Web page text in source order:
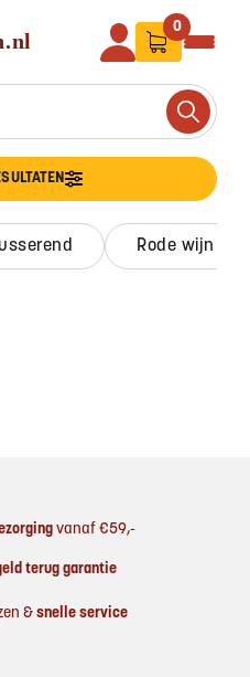
Search
0
rode wijn
vanaf €59,-
terug garantie
&snelle service